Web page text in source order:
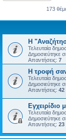
173
Η
Τελευταία
Δημοσιεύτηκε
Απαντήσεις: 7
H τροφή
Τελευταία
Δημοσιεύτηκε
Απαντήσεις: 42
Τελευταία
Δημοσιεύτηκε
Απαντήσεις: 23